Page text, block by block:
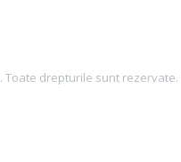
. Toate drepturile sunt rezervate.